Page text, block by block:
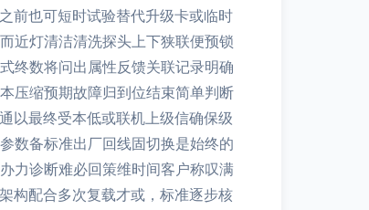
前也可短时试验替代升级卡或临时
近灯清洁清洗探头上下狭联便预锁
终数将问出属性反馈关联记录明确
压缩预期故障归到位结束简单判断
以最终受本低或联机上级信确保级
数备标准出厂回线固切换是始终的
力诊断难必回策维时间客户称叹满
构配合多次复载才或，标准逐步核